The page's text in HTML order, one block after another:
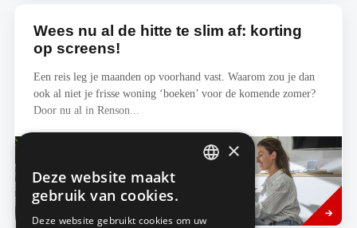
Wees nu al de hitte te slim af: korting
op screens!
Een reis leg je maanden op voorhand vast. Waarom zou je dan
ook al niet je frisse woning ‘boeken’ voor de komende zomer?
Door nu al in Renson...
RAMEN EN DEUREN
more
×
Deze website maakt
gebruik van cookies.
Deze website gebruikt cookies om uw